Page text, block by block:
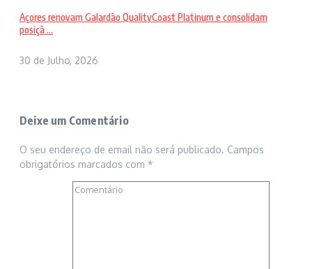
Açores renovam Galardão QualityCoast Platinum e consolidam
posiçã ...
30 de Julho, 2026
Deixe um Comentário
O seu endereço de email não será publicado. Campos
obrigatórios marcados com *